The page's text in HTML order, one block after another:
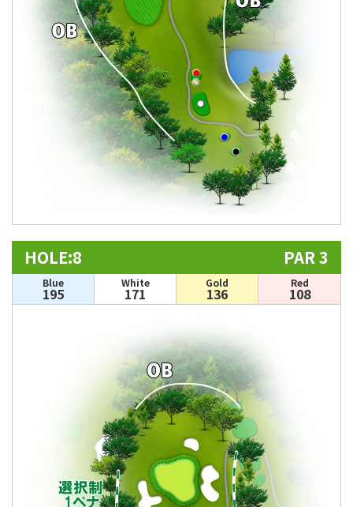
HOLE:8 PAR 3
Blue
195
White
171
Gold
136
Red
108